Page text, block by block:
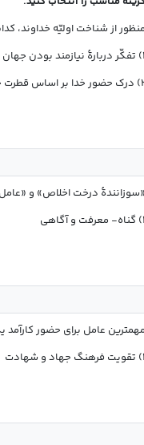
منظور از شناخت اولیّه خداوند،
۱) تفکّر دربارۀ نیازمند بودن جهان به خدا در پیدایش
قطرت خویش
«سوزانندۀ درخت اخلاص» و
۱) گناه- معرفت و آگاهی                                                                                                     2) تمایلات دانی - راز و نیاز با خداوند
مهمترین عامل برای حضور
۱) تقویت فرهنگ جهاد و شهادت                                   ۲) استحکام و اقتدار نظام حکومتی